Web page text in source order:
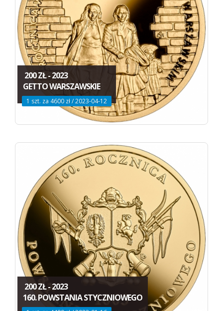
200 ZŁ - 2023
GETTO WARSZAWSKIE
1 szt. za 4600 zł / 2023-04-12
200 ZŁ - 2023
160. POWSTANIA STYCZNIOWEGO